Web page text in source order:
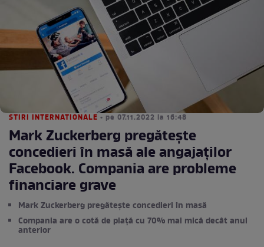
STIRI INTERNATIONALE • pe 07.11.2022 la 16:48
Mark Zuckerberg pregătește
concedieri în masă ale angajaților
Facebook. Compania are probleme
financiare grave
Mark Zuckerberg pregătește concedieri în masă
Compania are o cotă de piață cu 70% mai mică decât anul
anterior